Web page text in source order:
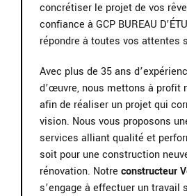
concrétiser le projet de vos
confiance à GCP BUREAU
répondre à toutes vos attentes
Avec plus de 35 ans
d’œuvre, nous mettons à profit
afin de réaliser un projet qui
vision. Nous vous proposons
services alliant qualité et
soit pour une construction
rénovation. Notre constructeur
s’engage à effectuer un travail